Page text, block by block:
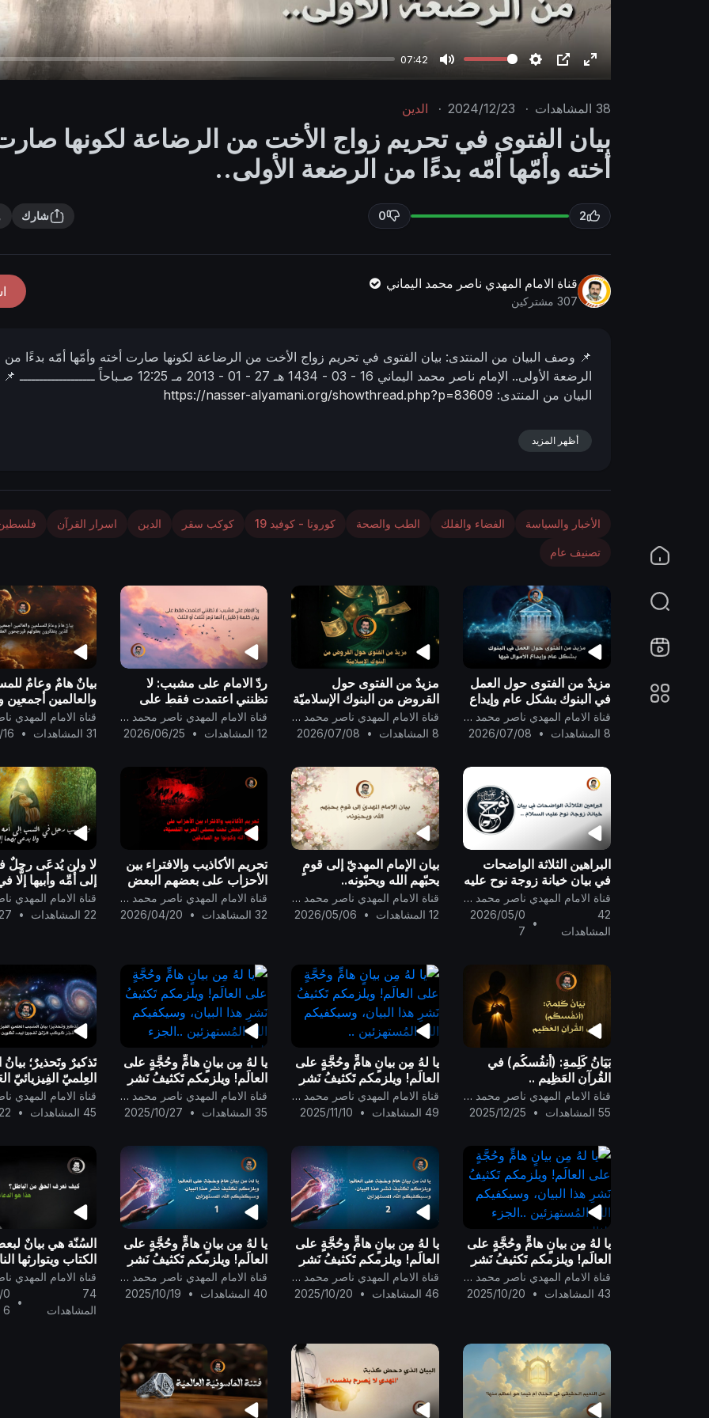
07:42
M
e
S
t
i
n
P
E
e
r
f
u
l
c
r
n
38 المشاهدات ·
2024/12/23
· الدين
بيان الفتوى في تحريم زواج الأخت من الرضاعة لكونها
أخته وأمّها أمّه بدءًا من الرضعة الأولى..
2
0 شارك
قناة الامام المهدي ناصر محمد اليماني
307 مشتركين
📌 وصف البیان من المنتدى: بيان الفتوى في تحريم زواج الأخت من الرضاعة لكونها صارت أخته وأمّها أمّه بدءًا من
الرضعة الأولى.. الإمام ناصر محمد اليماني 16 - 03 - 1434 هـ 27 - 01 - 2013 مـ 12:25 صـباحاً ـــــــــــــــــــ 📌
البيان من المنتدى: https://nasser-alyamani.org/showthread.php?p=83609
أظهر المزيد
الأخبار والسياسة الفضاء والفلك الطب والصحة كورونا - كوفيد 19 كوكب سقر الدين اسرار القرآن
تصنيف عام
مزيدٌ من الفتوى حول العمل
في البنوك بشكل عام وإيداع
الأموال فيها ..
قناة الامام المهدي ناصر محمد اليماني
8 المشاهدات
•
2026/07/08
مزيدٌ من الفتوى حول
القروض من البنوك الإسلاميّة
..
قناة الامام المهدي ناصر محمد اليماني
8 المشاهدات
•
2026/07/08
ردّ الامام على مشبب: لا
تظنني اعتمدت فقط على
بيان كلمة { قَلِيْل } أنها ترمز
لثلاث أو الثلث..
قناة الامام المهدي ناصر محمد اليماني
12 المشاهدات
•
2026/06/25
بيانٌ هامٌ وعامٌ
والعالمين
فقط للذين
فيرجحون العقل
31 المشاهدات
•
البراهين الثلاثة الواضحات
في بيان خيانة زوجة نوح عليه
السلام ..
قناة الامام المهدي ناصر محمد اليماني
42
المشاهدات
•
2026/05/0
7
بيان الإمام المهديّ إلى قومٍ
يحبّهم الله ويحبّونه..
قناة الامام المهدي ناصر محمد اليماني
12 المشاهدات
•
2026/05/06
تحريم الأكاذيب والافتراء بين
الأحزاب على بعضهم البعض
تحت مسمّى الحرب النفسيّة،
فاتّقوا الله وكونوا مع
قناة الامام المهدي ناصر محمد اليماني
32 المشاهدات
•
2026/04/20
لا ولن يُدعَى رجلٌ
إلى أُمِّه وأبيها إلَّا
واحِدةٍ وهي: إذا
من غير بَشرٍ
22 المشاهدات
•
بَيَانُ كَلِمةِ: (أنفُسكُم) في
القُرآنِ العَظِيم ..
قناة الامام المهدي ناصر محمد اليماني
55 المشاهدات
•
2025/12/25
يا لهُ مِن بيانٍ هامٍّ وحُجَّةٍ على
العالَم! ويلزمكم تَكثيفُ نَشرِ
هذا البيان، وسيكفيكم الله
المُستهزئين ..
قناة الامام المهدي ناصر محمد اليماني
49 المشاهدات
•
2025/11/10
يا لهُ مِن بيانٍ هامٍّ وحُجَّةٍ على
العالَم! ويلزمكم تَكثيفُ نَشرِ
هذا البيان، وسيكفيكم الله
المُستهزئين ..الجزء الرابع
قناة الامام المهدي ناصر محمد اليماني
35 المشاهدات
•
2025/10/27
تَذكيرٌ وتَحذيرٌ؛
العِلميّ الفِيزيائيّ
الذي فَجَّرَ كَوكَب
تَفجيرًا لِبدء
45 المشاهدات
•
يا لهُ مِن بيانٍ هامٍّ وحُجَّةٍ على
العالَم! ويلزمكم تَكثيفُ نَشرِ
هذا البيان، وسيكفيكم الله
المُستهزئين ..الجزء الثالث
قناة الامام المهدي ناصر محمد اليماني
43 المشاهدات
•
2025/10/20
يا لهُ مِن بيانٍ هامٍّ وحُجَّةٍ على
العالَم! ويلزمكم تَكثيفُ نَشرِ
هذا البيان، وسيكفيكم الله
المُستهزئين.. الجزء الثاني
قناة الامام المهدي ناصر محمد اليماني
46 المشاهدات
•
2025/10/20
يا لهُ مِن بيانٍ هامٍّ وحُجَّةٍ على
العالَم! ويلزمكم تَكثيفُ نَشرِ
هذا البيان، وسيكفيكم الله
المُستهزئين.. الجزء الأول
قناة الامام المهدي ناصر محمد اليماني
40 المشاهدات
•
2025/10/19
السُنّة هي بيانٌ
الكتاب ويتوارثها
..
74
المشاهدات
•
0
6